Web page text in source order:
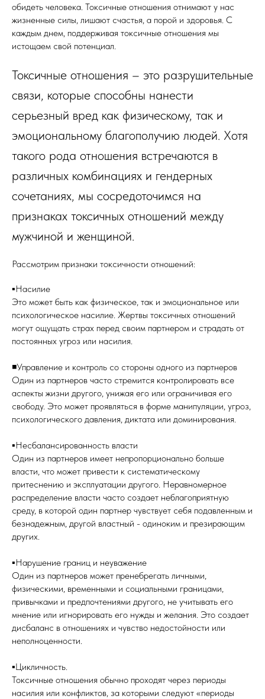
обидеть человека. Токсичные отношения отнимают у нас
жизненные силы, лишают счастья, а порой и здоровья. С
каждым днем, поддерживая токсичные отношения мы
истощаем свой потенциал.
Токсичные отношения – это разрушительные
связи, которые способны нанести
серьезный вред как физическому, так и
эмоциональному благополучию людей. Хотя
такого рода отношения встречаются в
различных комбинациях и гендерных
сочетаниях, мы сосредоточимся на
признаках токсичных отношений между
мужчиной и женщиной.
Рассмотрим признаки токсичности отношений:
▪️Насилие
Это может быть как физическое, так и эмоциональное или
психологическое насилие. Жертвы токсичных отношений
могут ощущать страх перед своим партнером и страдать от
постоянных угроз или насилия.
◾️Управление и контроль со стороны одного из партнеров
Один из партнеров часто стремится контролировать все
аспекты жизни другого, унижая его или ограничивая его
свободу. Это может проявляться в форме манипуляции, угроз,
психологического давления, диктата или доминирования.
▪️Несбалансированность власти
Один из партнеров имеет непропорционально больше
власти, что может привести к систематическому
притеснению и эксплуатации другого. Неравномерное
распределение власти часто создает неблагоприятную
среду, в которой один партнер чувствует себя подавленным и
безнадежным, другой властный - одиноким и презирающим
других.
▪️Нарушение границ и неуважение
Один из партнеров может пренебрегать личными,
физическими, временными и социальными границами,
привычками и предпочтениями другого, не учитывать его
мнение или игнорировать его нужды и желания. Это создает
дисбаланс в отношениях и чувство недостойности или
неполноценности.
▪️Цикличность.
Токсичные отношения обычно проходят через периоды
насилия или конфликтов, за которыми следуют «периоды